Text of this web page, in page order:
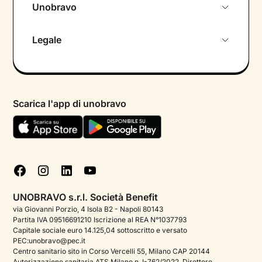
Unobravo
Psicologo in chat
Aiuto urgente
FAQ
Podcast di psicologia
Corporate
Psicologo italiano all'estero
Legale
Termini e condizioni
Informativa Privacy
Cookie policy
Gestisci cookie
Scarica l'app di unobravo
UNOBRAVO s.r.l. Società Benefit
via Giovanni Porzio, 4 Isola B2 - Napoli 80143
Partita IVA 09516691210 Iscrizione al REA N°1037793
Capitale sociale euro 14.125,04 sottoscritto e versato
PEC:unobravo@pec.it
Centro sanitario sito in Corso Vercelli 55, Milano CAP 20144